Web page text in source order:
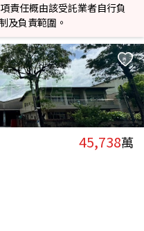
責任概由該受託業者自行負
及負責範圍。
45,738萬